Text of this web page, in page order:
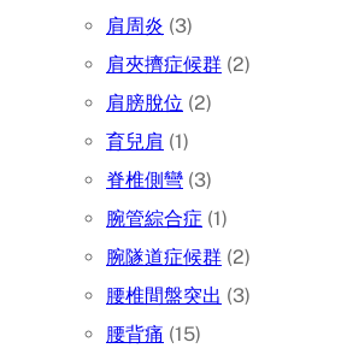
肩周炎 (3)
肩夾擠症候群 (2)
肩膀脫位 (2)
育兒肩 (1)
脊椎側彎 (3)
腕管綜合症 (1)
腕隧道症候群 (2)
腰椎間盤突出 (3)
腰背痛 (15)